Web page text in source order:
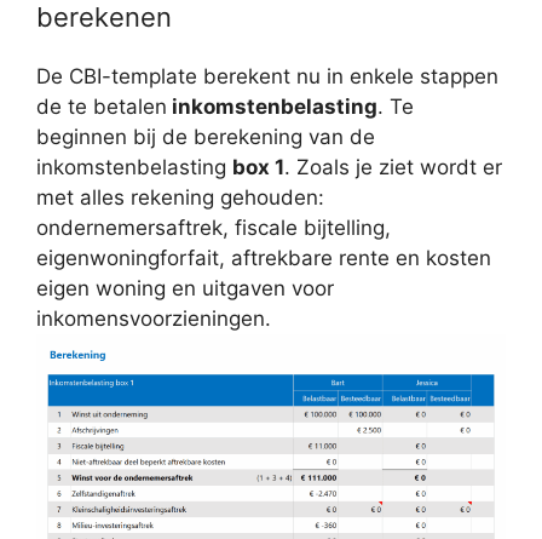
berekenen
De CBI-template berekent nu in enkele stappen
de te betalen inkomstenbelasting. Te
beginnen bij de berekening van de
inkomstenbelasting box 1. Zoals je ziet wordt er
met alles rekening gehouden:
ondernemersaftrek, fiscale bijtelling,
eigenwoningforfait, aftrekbare rente en kosten
eigen woning en uitgaven voor
inkomensvoorzieningen.